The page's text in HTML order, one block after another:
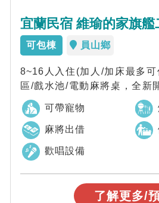
宜蘭民宿 維瑜的家旗艦
可包棟 員山鄉
8~16人入住(加人/加床最多
區/戲水池/電動麻將桌，全新
旗艦二館，質感奢華城堡美學
可帶寵物
麻將出借
歡唱設備
了解更多/